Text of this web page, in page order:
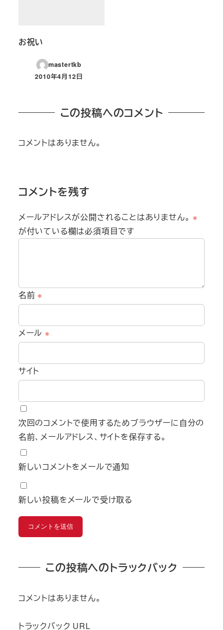
お祝い
mastertkb
投稿日
2010年4月12日
この投稿へのコメント
コメントはありません。
コメントを残す
メールアドレスが公開されることはありません。 ※
が付いている欄は必須項目です
名前※
メール ※
サイト
次回のコメントで使用するためブラウザーに自分の
名前、メールアドレス、サイトを保存する。
新しいコメントをメールで通知
新しい投稿をメールで受け取る
この投稿へのトラックバック
コメントはありません。
トラックバック URL